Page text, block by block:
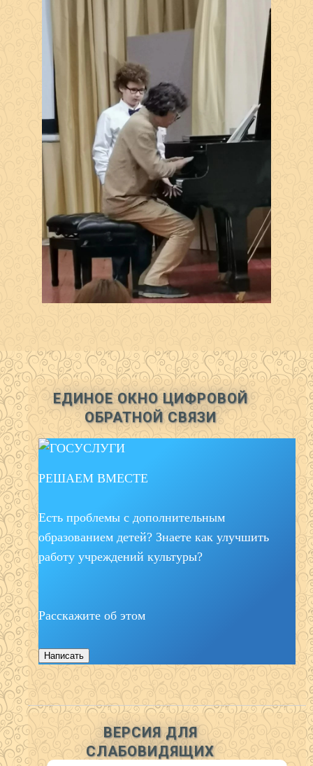
ЕДИНОЕ ОКНО ЦИФРОВОЙ
ОБРАТНОЙ СВЯЗИ
РЕШАЕМ ВМЕСТЕ
Есть проблемы с дополнительным
образованием детей? Знаете как улучшить
работу учреждений культуры?
Расскажите об этом
Написать
ВЕРСИЯ ДЛЯ
СЛАБОВИДЯЩИХ